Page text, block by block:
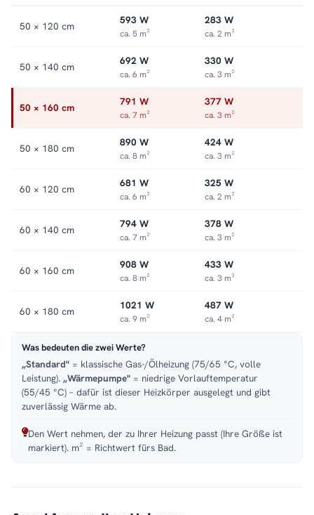
50 × 120 cm 593 W
ca. 5 m²
283 W
ca. 2 m²
50 × 140 cm 692 W
ca. 6 m²
330 W
ca. 3 m²
50 × 160 cm 791 W
ca. 7 m²
377 W
ca. 3 m²
50 × 180 cm 890 W
ca. 8 m²
424 W
ca. 3 m²
60 × 120 cm 681 W
ca. 6 m²
325 W
ca. 2 m²
60 × 140 cm 794 W
ca. 7 m²
378 W
ca. 3 m²
60 × 160 cm 908 W
ca. 8 m²
433 W
ca. 3 m²
60 × 180 cm 1021 W
ca. 9 m²
487 W
ca. 4 m²
Was bedeuten die zwei Werte?
„Standard" = klassische Gas-/Ölheizung (75/65 °C, volle
Leistung). „Wärmepumpe" = niedrige Vorlauftemperatur
(55/45 °C) – dafür ist dieser Heizkörper ausgelegt und gibt
zuverlässig Wärme ab.
Den Wert nehmen, der zu Ihrer Heizung passt (Ihre Größe ist
markiert). m² = Richtwert fürs Bad.